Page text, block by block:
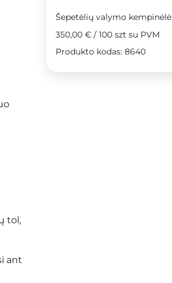
tol,
ant
Šepetėlių valymo kempinėlė
350,00 € / 100 szt su PVM
Produkto kodas: 8640